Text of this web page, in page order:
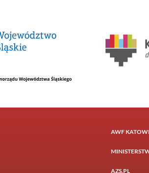
AWF
AZS.PL